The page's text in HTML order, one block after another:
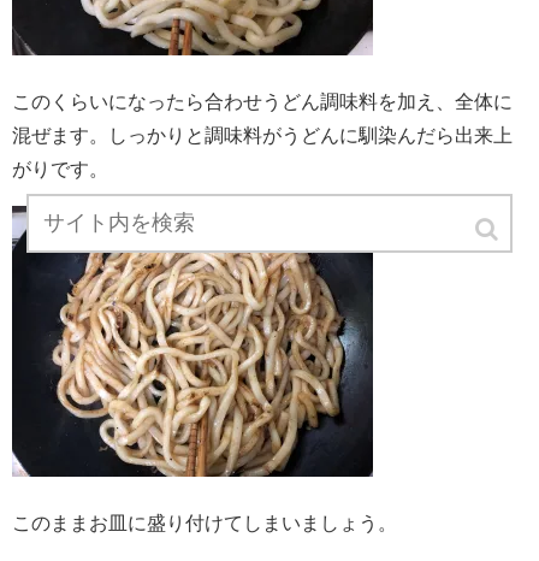
このくらいになったら合わせうどん調味料を加え、全体に
混ぜます。しっかりと調味料がうどんに馴染んだら出来上
がりです。
このままお皿に盛り付けてしまいましょう。